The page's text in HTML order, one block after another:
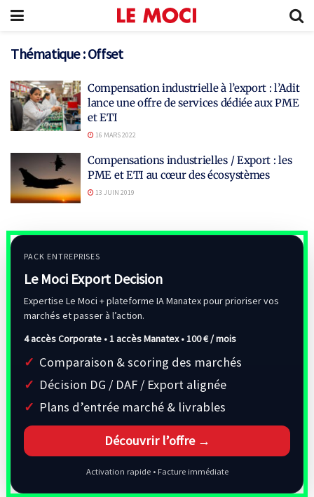
Thématique :Offset
Compensation industrielle à l’export : l’Adit
lance une offre de services dédiée aux PME
et ETI
16 MARS 2022
Compensations industrielles / Export : les
PME et ETI au cœur des écosystèmes
13 JUIN 2019
PACK ENTREPRISES
Le Moci Export Decision
Expertise Le Moci + plateforme IA Manatex pour prioriser vos
marchés et passer à l’action.
4 accès Corporate • 1 accès Manatex •100 € / mois
Comparaison & scoring des marchés
Décision DG / DAF / Export alignée
Plans d’entrée marché & livrables
Découvrir l’offre →
Activation rapide • Facture immédiate